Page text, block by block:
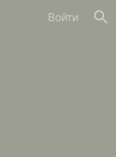
Войти